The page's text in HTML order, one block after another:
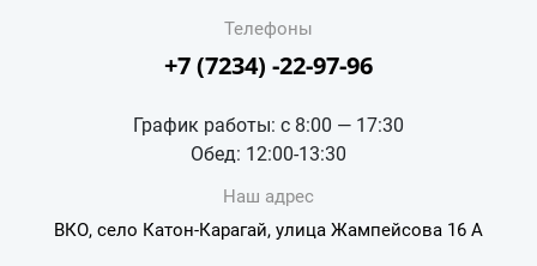
Телефоны
+7 (7234) -22-97-96
График работы: с 8:00 — 17:30
Обед: 12:00-13:30
Наш адрес
ВКО, село Катон-Карагай, улица Жампейсова 16 А